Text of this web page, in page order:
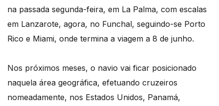
na passada segunda-feira, em La Palma, com escalas
em Lanzarote, agora, no Funchal, seguindo-se Porto
Rico e Miami, onde termina a viagem a 8 de junho.
Nos próximos meses, o navio vai ficar posicionado
naquela área geográfica, efetuando cruzeiros
nomeadamente, nos Estados Unidos, Panamá,